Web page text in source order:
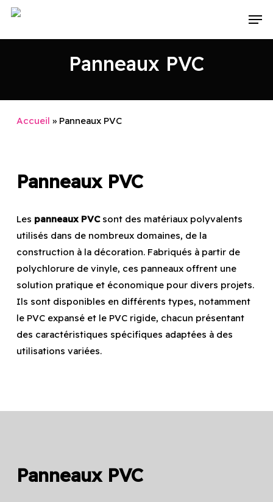
Skip
main
Panneaux PVC
Accueil » Panneaux PVC
Panneaux PVC
Les panneaux PVCsont des matériaux polyvalents
utilisés dans de nombreux domaines, de la
construction à la décoration. Fabriqués à partir de
polychlorure de vinyle, ces panneaux offrent une
solution pratique et économique pour divers projets.
Ils sont disponibles en différents types, notamment
le PVC expansé et le PVC rigide, chacun présentant
des caractéristiques spécifiques adaptées à des
utilisations variées.
Panneaux PVC